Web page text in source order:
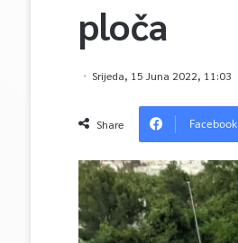
ploča
Srijeda, 15 Juna 2022, 11:03
Share Facebook